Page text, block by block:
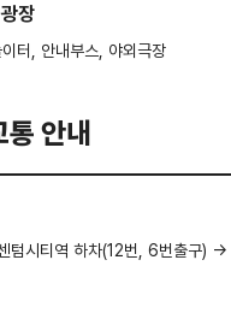
장
터, 안내부스, 야외극장
안내
텀시티역 하차(12번, 6번출구)